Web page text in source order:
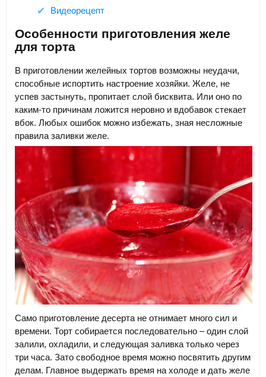
Видеорецепт
Особенности приготовления желе
для торта
В приготовлении желейных тортов возможны неудачи,
способные испортить настроение хозяйки. Желе, не
успев застынуть, пропитает слой бисквита. Или оно по
каким-то причинам ложится неровно и вдобавок стекает
вбок. Любых ошибок можно избежать, зная несложные
правила заливки желе.
Само приготовление десерта не отнимает много сил и
времени. Торт собирается последовательно – один слой
залили, охладили, и следующая заливка только через
три часа. Зато свободное время можно посвятить другим
делам. Главное выдержать время на холоде и дать желе